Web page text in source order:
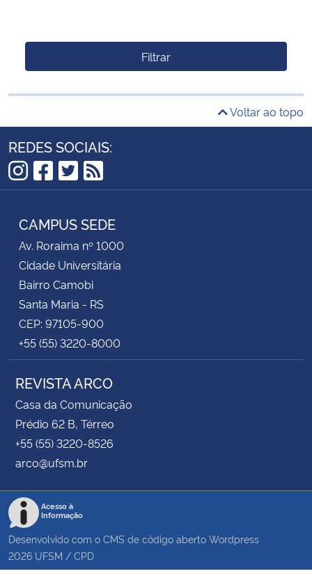
Filtrar
Voltar ao topo
REDES SOCIAIS:
Instagram
Facebook
Twitter
RSS
CAMPUS SEDE
Av. Roraima nº 1000
Cidade Universitária
Bairro Camobi
Santa Maria - RS
CEP: 97105-900
+55 (55) 3220-8000
REVISTA ARCO
Casa da Comunicação
Prédio 62 B, Térreo
+55 (55) 3220-8526
arco@ufsm.br
Acesso à
Informação
Desenvolvido com o CMS de código aberto Wordpress
2026 UFSM / CPD